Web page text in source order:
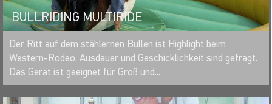
BULLRIDING MULTIRIDE
MERKEN
Der Ritt auf dem stählernen Bullen ist Highlight beim
Western-Rodeo. Ausdauer und Geschicklichkeit sind gefragt.
Das Gerät ist geeignet für Groß und...